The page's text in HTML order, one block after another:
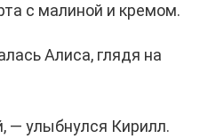
с малиной и кремом.
Алиса, глядя на
— улыбнулся Кирилл.